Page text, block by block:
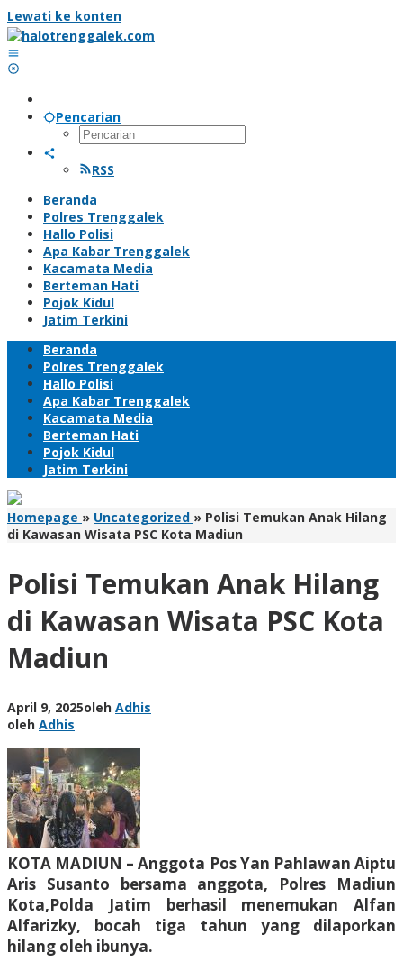
Lewati ke konten
Pencarian
RSS
Beranda
Polres Trenggalek
Hallo Polisi
Apa Kabar Trenggalek
Kacamata Media
Berteman Hati
Pojok Kidul
Jatim Terkini
Beranda
Polres Trenggalek
Hallo Polisi
Apa Kabar Trenggalek
Kacamata Media
Berteman Hati
Pojok Kidul
Jatim Terkini
Homepage » Uncategorized » Polisi Temukan Anak Hilang
di Kawasan Wisata PSC Kota Madiun
Polisi Temukan Anak Hilang
di Kawasan Wisata PSC Kota
Madiun
April 9, 2025oleh Adhis
oleh Adhis
KOTA MADIUN – Anggota Pos Yan Pahlawan Aiptu
Aris Susanto bersama anggota, Polres Madiun
Kota,Polda Jatim berhasil menemukan Alfan
Alfarizky, bocah tiga tahun yang dilaporkan
hilang oleh ibunya.